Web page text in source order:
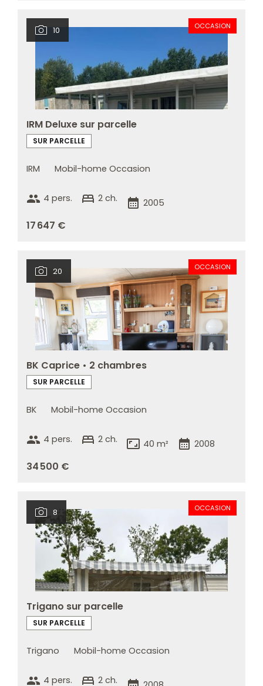
10 OCCASION
IRM Deluxe sur parcelle
SUR PARCELLE
IRM Mobil-home Occasion
group 4 pers. bed 2 ch. calendar_month 2005
17 647 €
20 OCCASION
BK Caprice • 2 chambres
SUR PARCELLE
BK Mobil-home Occasion
group 4 pers. bed 2 ch. aspect_ratio 40 m² calendar_month 2008
34 500 €
8 OCCASION
Trigano sur parcelle
SUR PARCELLE
Trigano Mobil-home Occasion
group 4 pers. bed 2 ch.